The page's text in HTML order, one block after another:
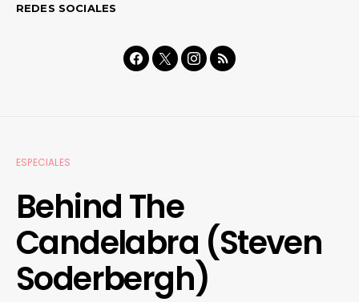
REDES SOCIALES
ESPECIALES
Behind The
Candelabra (Steven
Soderbergh)